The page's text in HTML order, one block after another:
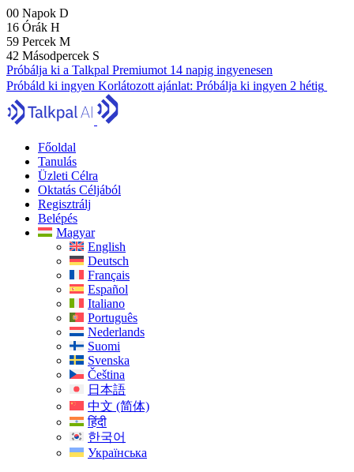
00 Napok D
16 Órák H
59 Percek M
41 Másodpercek S
Próbálja ki a Talkpal Premiumot 14 napig ingyenesen
Próbáld ki ingyen Korlátozott ajánlat: Próbálja ki ingyen 2 hétig
Főoldal
Tanulás
Üzleti Célra
Oktatás Céljából
Regisztrálj
Belépés
Magyar
English
Deutsch
Français
Español
Italiano
Português
Nederlands
Suomi
Svenska
Čeština
日本語
中文 (简体)
हिंदी
한국어
Українська